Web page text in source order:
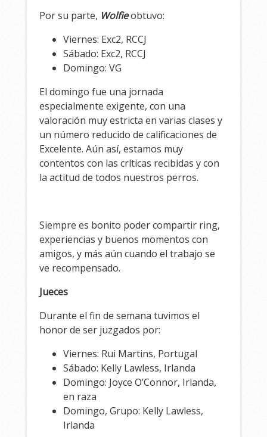
Por su parte, Wolfieobtuvo:
Viernes: Exc2, RCCJ
Sábado: Exc2, RCCJ
Domingo: VG
El domingo fue una jornada
especialmente exigente, con una
valoración muy estricta en varias clases y
un número reducido de calificaciones de
Excelente. Aún así, estamos muy
contentos con las críticas recibidas y con
la actitud de todos nuestros perros.
Siempre es bonito poder compartir ring,
experiencias y buenos momentos con
amigos, y más aún cuando el trabajo se
ve recompensado.
Jueces
Durante el fin de semana tuvimos el
honor de ser juzgados por:
Viernes: Rui Martins, Portugal
Sábado: Kelly Lawless, Irlanda
Domingo: Joyce O’Connor, Irlanda,
en raza
Domingo, Grupo: Kelly Lawless,
Irlanda